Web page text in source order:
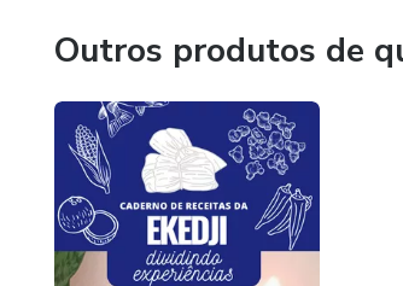
Outros produtos de